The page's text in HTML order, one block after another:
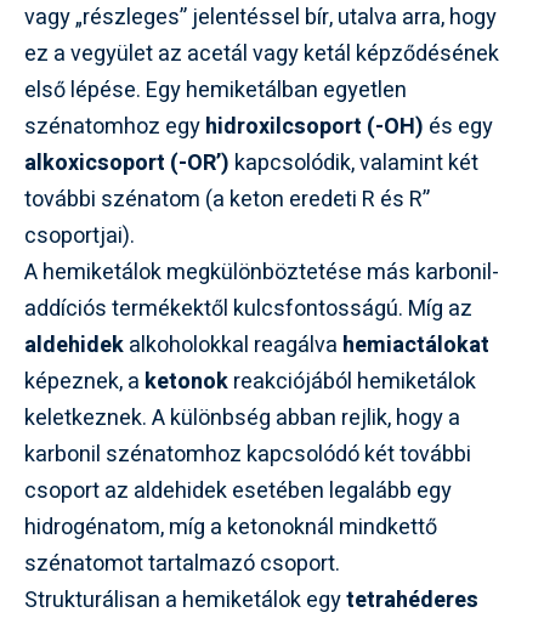
vagy „részleges” jelentéssel bír, utalva arra, hogy
ez a vegyület az acetál vagy ketál képződésének
első lépése. Egy hemiketálban egyetlen
szénatomhoz egyhidroxilcsoport (-OH) és egy
alkoxicsoport (-OR’) kapcsolódik, valamint két
további szénatom (a keton eredeti R és R”
csoportjai).
A hemiketálok megkülönböztetése más karbonil-
addíciós termékektől kulcsfontosságú. Míg az
aldehidekalkoholokkal reagálva hemiactálokat
képeznek, a ketonokreakciójából hemiketálok
keletkeznek. A különbség abban rejlik, hogy a
karbonil szénatomhoz kapcsolódó két további
csoport az aldehidek esetében legalább egy
hidrogénatom, míg a ketonoknál mindkettő
szénatomot tartalmazó csoport.
Strukturálisan a hemiketálok egytetrahéderes